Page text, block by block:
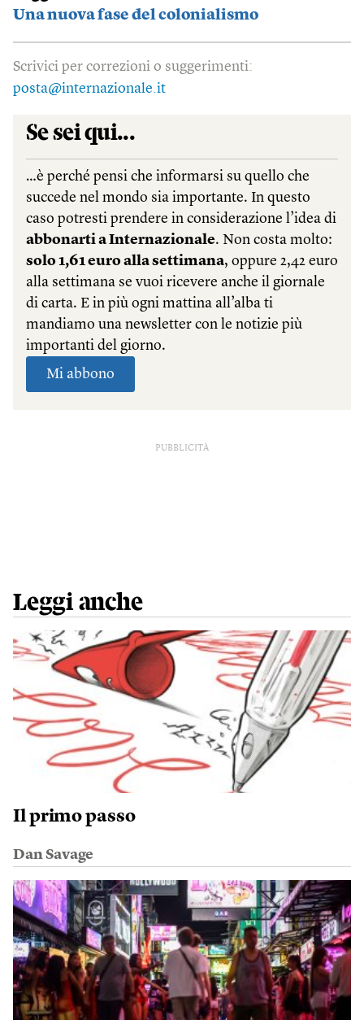
Una nuova fase del colonialismo
Scrivici per correzioni o suggerimenti:
posta@internazionale.it
PUBBLICITÀ
Leggi anche
Il primo passo
Dan Savage